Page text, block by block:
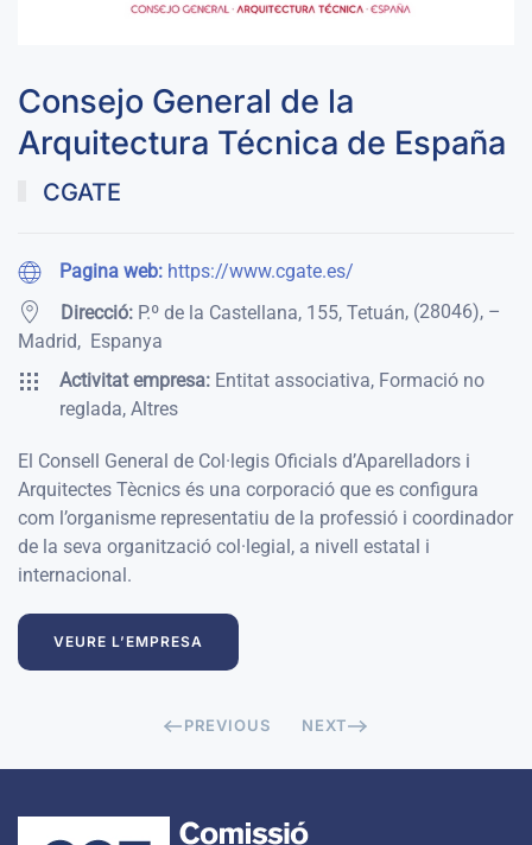
Consejo General de la
Arquitectura Técnica de España
CGATE
Pagina web: https://www.cgate.es/
Direcció: P.º de la Castellana, 155, Tetuán, (28046), –
Madrid, Espanya
Activitat empresa: Entitat associativa, Formació no
reglada, Altres
El Consell General de Col·legis Oficials d’Aparelladors i
Arquitectes Tècnics és una corporació que es configura
com l’organisme representatiu de la professió i coordinador
de la seva organització col·legial, a nivell estatal i
internacional.
VEURE L’EMPRESA
PREVIOUS NEXT